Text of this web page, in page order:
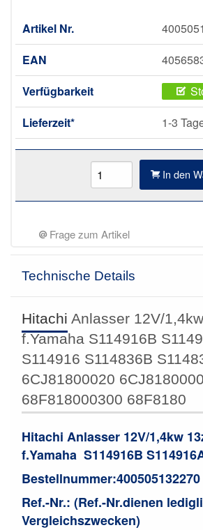
Artikel Nr.
EAN
Verfügbarkeit
Lieferzeit*
1-3
In den
Frage zum Artikel
Technische Details
Hitachi Anlasser 12V/
f.Yamaha S114916B
S114916 S114836B
6CJ81800020 6CJ8180000
68F818000300 68F8180
Hitachi Anlasser 12V/1,4kw
f.Yamaha S114916B
Bestellnummer:400505132270
Ref.-Nr.: (Ref.-Nr.dienen
Vergleichszwecken)